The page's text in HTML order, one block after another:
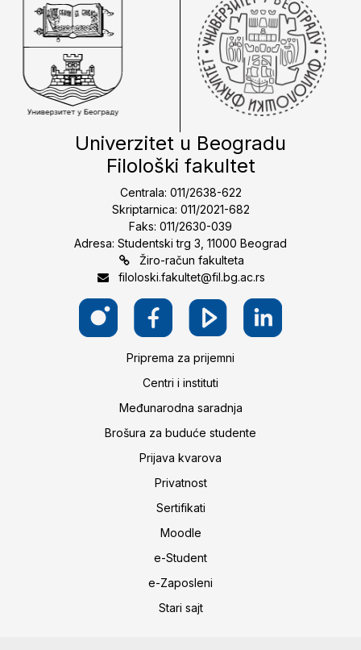
Univerzitet u Beogradu
Filološki fakultet
Centrala: 011/2638-622
Skriptarnica: 011/2021-682
Faks: 011/2630-039
Adresa: Studentski trg 3, 11000 Beograd
Žiro-račun fakulteta
filoloski.fakultet@fil.bg.ac.rs
Priprema za prijemni
Centri i instituti
Međunarodna saradnja
Brošura za buduće studente
Prijava kvarova
Privatnost
Sertifikati
Moodle
e-Student
e-Zaposleni
Stari sajt